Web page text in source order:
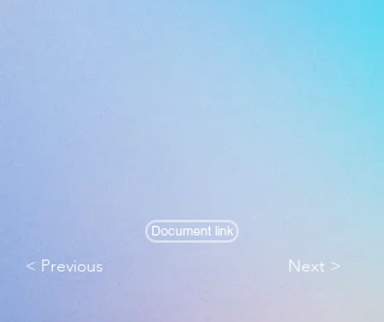
Document link
< Previous Next >